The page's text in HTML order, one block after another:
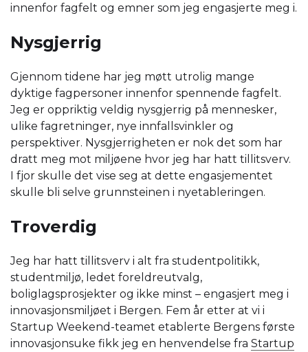
innenfor fagfelt og emner som jeg engasjerte meg i.
Nysgjerrig
Gjennom tidene har jeg møtt utrolig mange
dyktige fagpersoner innenfor spennende fagfelt.
Jeg er oppriktig veldig nysgjerrig på mennesker,
ulike fagretninger, nye innfallsvinkler og
perspektiver. Nysgjerrigheten er nok det som har
dratt meg mot miljøene hvor jeg har hatt tillitsverv.
I fjor skulle det vise seg at dette engasjementet
skulle bli selve grunnsteinen i nyetableringen.
Troverdig
Jeg har hatt tillitsverv i alt fra studentpolitikk,
studentmiljø, ledet foreldreutvalg,
boliglagsprosjekter og ikke minst – engasjert meg i
innovasjonsmiljøet i Bergen. Fem år etter at vi i
Startup Weekend-teamet etablerte Bergens første
innovasjonsuke fikk jeg en henvendelse fra Startup